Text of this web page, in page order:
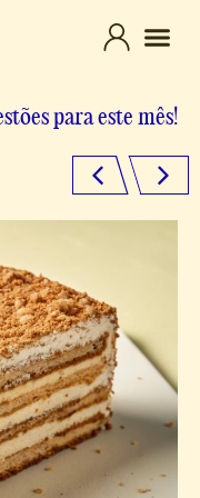
para este mês!